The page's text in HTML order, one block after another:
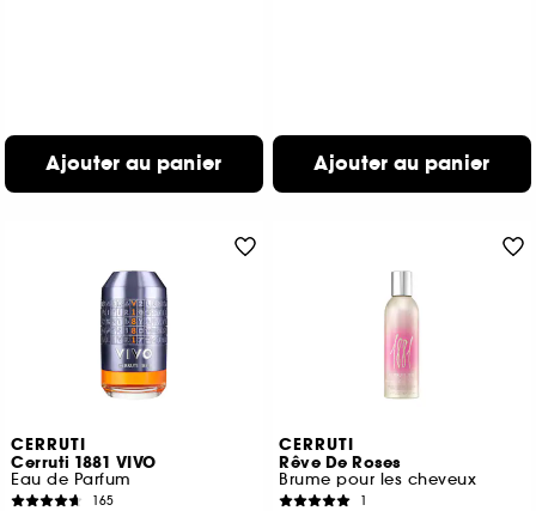
Ajouter au panier Ajouter au panier
CERRUTI
Cerruti 1881 VIVO
Eau de Parfum
165
CERRUTI
Rêve De Roses
Brume pour les cheveux
1